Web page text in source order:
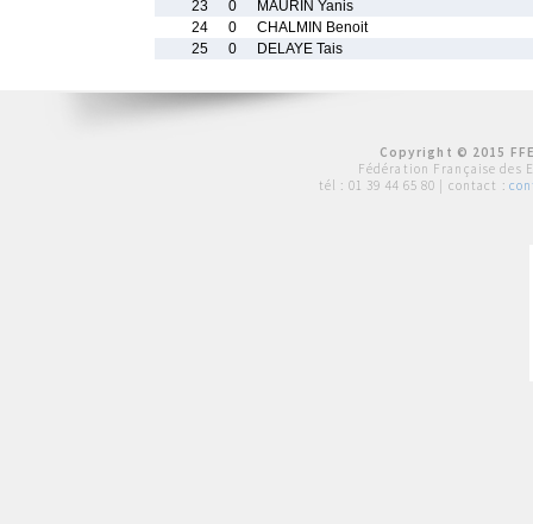
23
0
MAURIN Yanis
24
0
CHALMIN Benoit
25
0 DELAYE Tais
Copyright © 2015
Fédération Française des
tél : 01 39 44 65 80 | contact :